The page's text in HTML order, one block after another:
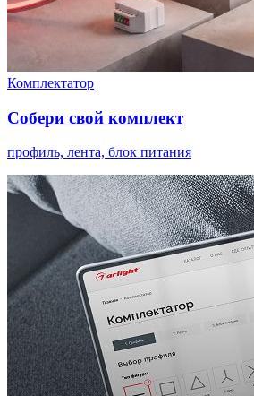
Комплектатор
Собери свой комплект
профиль, лента, блок питания